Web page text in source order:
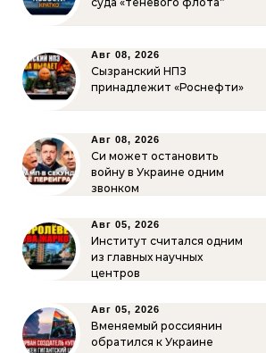
Авг 08, 2026
Сызранский НПЗ
принадлежит «Роснефти»
Авг 08, 2026
Си может остановить
войну в Украине одним
звонком
Авг 05, 2026
Институт считался одним
из главных научных
центров
Авг 05, 2026
Вменяемый россиянин
обратился к Украине